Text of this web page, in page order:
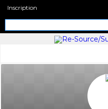
Inscription